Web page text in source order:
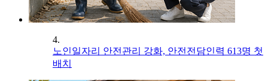
4.
노인일자리 안전관리 강화, 안전전담인력 613명 첫
배치